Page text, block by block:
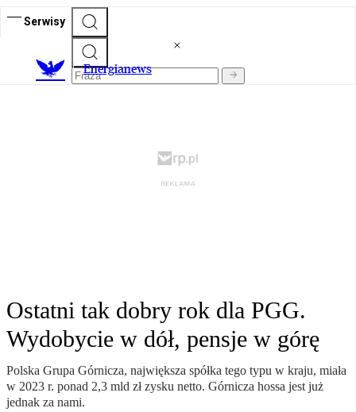
Serwisy
Energianews
Ostatni tak dobry rok dla PGG.
Wydobycie w dół, pensje w górę
Polska Grupa Górnicza, największa spółka tego typu w kraju, miała
w 2023 r. ponad 2,3 mld zł zysku netto. Górnicza hossa jest już
jednak za nami.